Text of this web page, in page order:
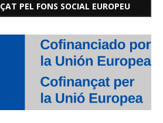
PEL FONS SOCIAL EUROPEU